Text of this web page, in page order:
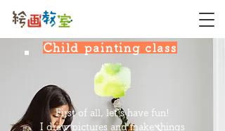
Child painting class
First of all, let's have fun!
I draw pictures and make things